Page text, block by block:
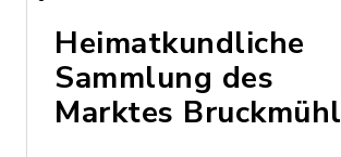
Heimatkundliche
Sammlung des
Marktes Bruckmühl